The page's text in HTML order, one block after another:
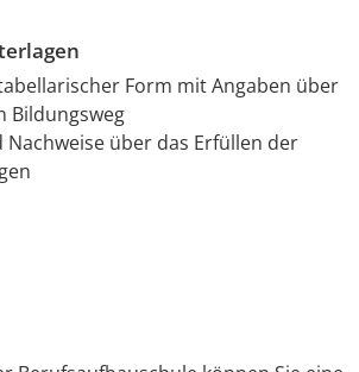
Form mit Angaben über
Bildungsweg
Nachweise über das Erfüllen der